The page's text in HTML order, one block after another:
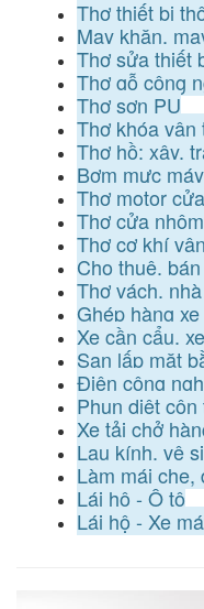
Thợ thiết bị
May khăn,
Thợ sửa thiết
Thợ gỗ công
Thợ sơn PU
Thợ khóa vân
Thợ hồ: xây,
Bơm mực
Thợ motor cửa
Thợ cửa
Thợ cơ khí
Cho thuê,
Thợ vách,
Ghép hàng
Xe cần cẩu,
San lấp mặt
Điện công
Phun diệt côn
Xe tải chở
Lau kính, vệ
Làm mái che,
Lái hộ - Ô tô
Lái hộ - Xe